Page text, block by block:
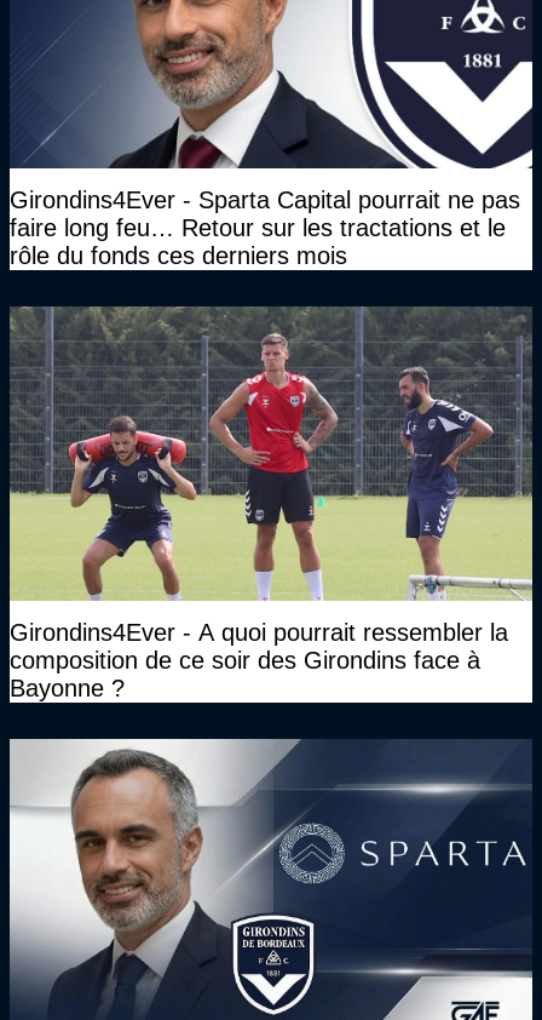
Girondins4Ever - Sparta Capital pourrait ne pas
faire long feu… Retour sur les tractations et le
rôle du fonds ces derniers mois
Girondins4Ever - A quoi pourrait ressembler la
composition de ce soir des Girondins face à
Bayonne ?